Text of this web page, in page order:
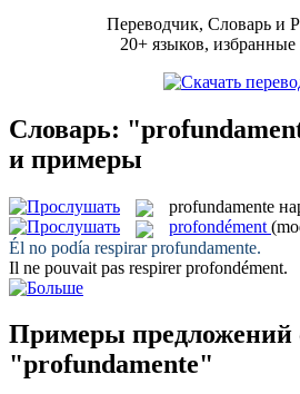
Переводчик, Словарь и
20+ языков,
Словарь:
и примеры
profundamente
profondément
Él no podía respirarprofundamente.
Il ne pouvait pas respirerprofondément.
Примеры предложений
"profundamente"